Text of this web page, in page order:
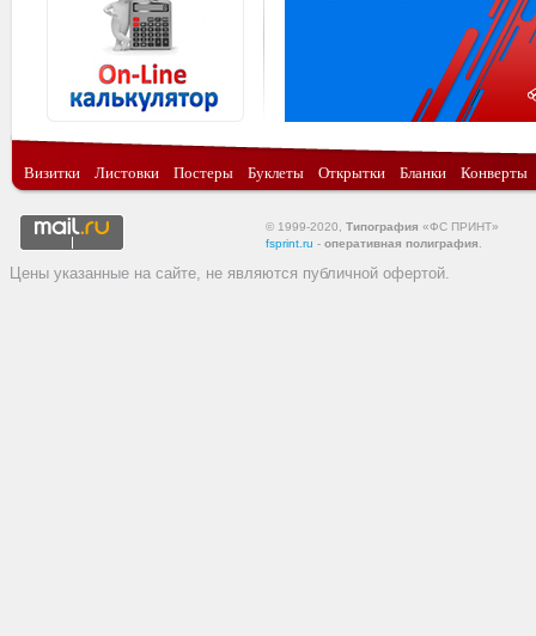
Визитки Листовки Постеры Буклеты Открытки Бланки Конверты
© 1999-2020, Типография «ФС ПРИНТ»
fsprint.ru - оперативная полиграфия
Цены указанные на сайте, не являются публичной офертой.